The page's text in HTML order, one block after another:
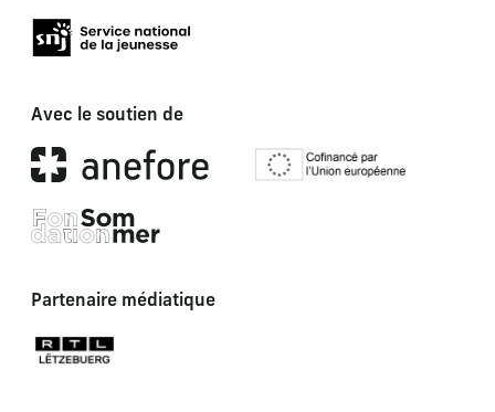
Avec le soutien de
Partenaire médiatique